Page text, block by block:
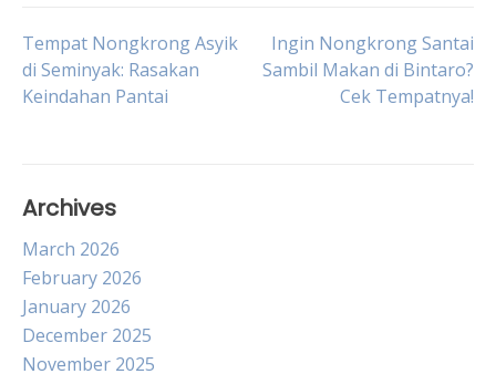
Post
navigation
Tempat Nongkrong Asyik
di Seminyak: Rasakan
Keindahan Pantai
Ingin Nongkrong Santai
Sambil Makan di Bintaro?
Cek Tempatnya!
Archives
March 2026
February 2026
January 2026
December 2025
November 2025